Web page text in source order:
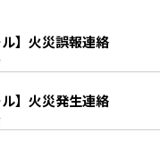
】火災誤報連絡
】火災発生連絡